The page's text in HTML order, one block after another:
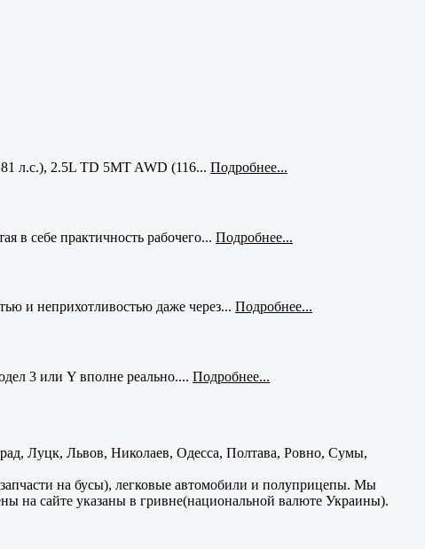
л.с.), 2.5L TD 5MT AWD (116... Подробнее...
в себе практичность рабочего... Подробнее...
и неприхотливостью даже через... Подробнее...
3 или Y вполне реально.... Подробнее...
Луцк, Львов, Николаев, Одесса, Полтава, Ровно, Сумы,
на бусы), легковые автомобили и полуприцепы. Мы
на сайте указаны в гривне(национальной валюте Украины).